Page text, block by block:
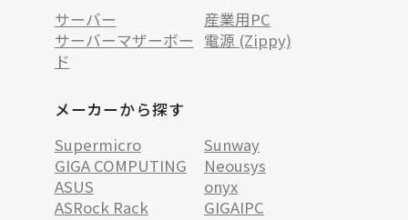
サーバー
産業用PC
サーバーマザーボー
ド
電源 (Zippy)
メーカーから探す
Supermicro
Sunway
GIGA COMPUTING
Neousys
ASUS
onyx
ASRock Rack
GIGAIPC